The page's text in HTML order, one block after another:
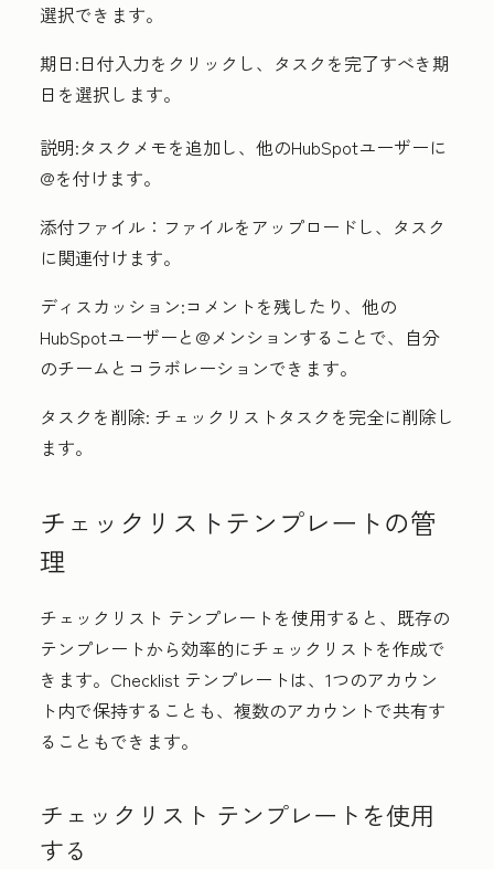
選択できます。
期日:日付入力をクリックし、タスクを完了すべき期
日を選択します。
説明:タスクメモを追加し、他のHubSpotユーザーに
@を付けます。
添付ファイル： ファイルをアップロードし、タスク
に関連付けます。
ディスカッション:コメントを残したり、他の
HubSpotユーザーと@メンションすることで、自分
のチームとコラボレーションできます。
タスクを削除: チェックリストタスクを完全に削除し
ます。
チェックリストテンプレートの管
理
チェックリスト テンプレートを使用すると、既存の
テンプレートから効率的にチェックリストを作成で
きます。Checklist テンプレートは、1つのアカウン
ト内で保持することも、複数のアカウントで共有す
ることもできます。
チェックリスト テンプレートを使用
する